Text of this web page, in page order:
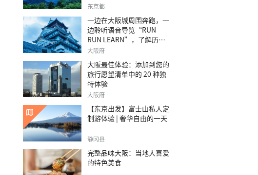
之旅。
东京都
一边在大阪城周围奔跑，一
边聆听语音导览“RUN
RUN LEARN”，了解历
史。
大阪府
大阪最佳体验：添加到您的
旅行愿望清单中的 20 种独
特体验
大阪府
【东京出发】富士山私人定
制游体验 | 奢华自由的一天
静冈县
完整品味大阪：当地人喜爱
的特色美食